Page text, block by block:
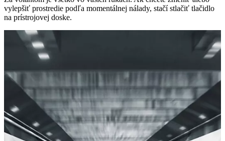
vylepšiť prostredie podľa momentálnej nálady, stačí stlačiť tlačidlo
na prístrojovej doske.